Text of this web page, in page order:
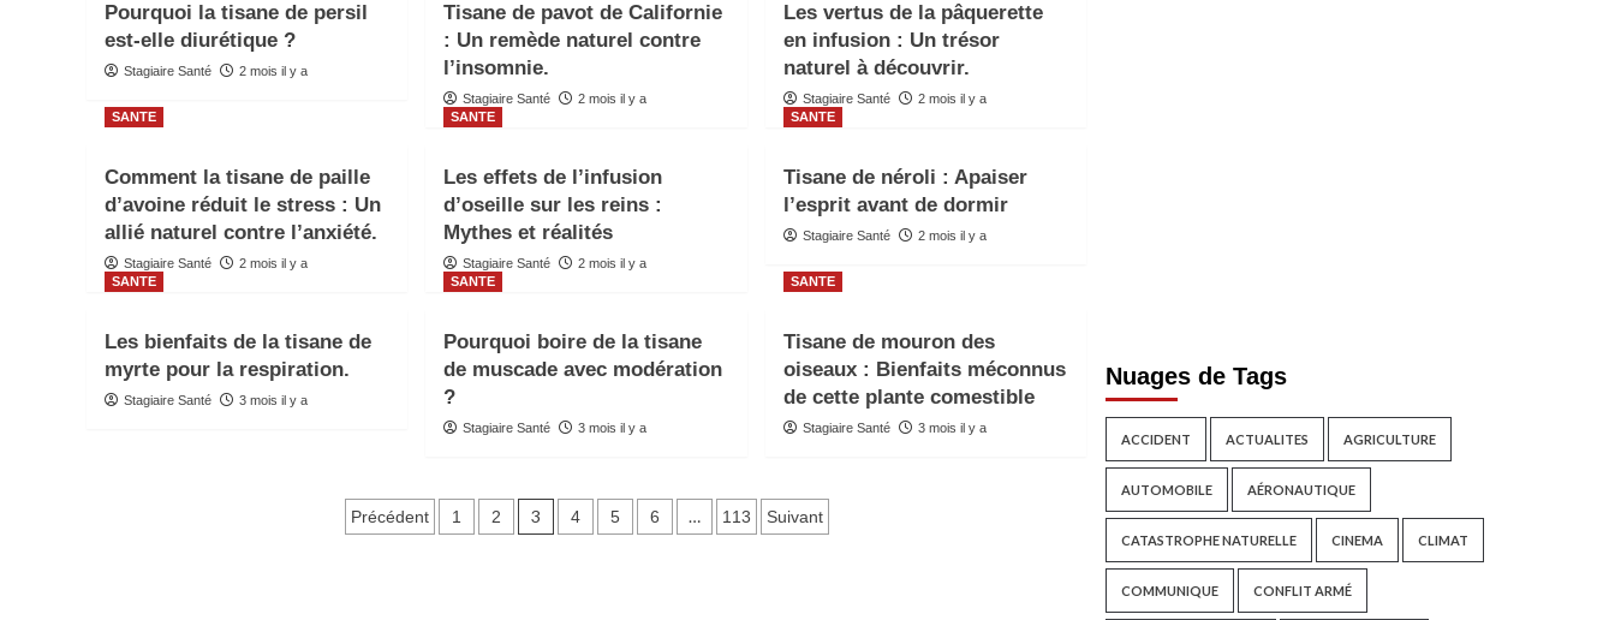
Pourquoi la tisane de persil
est-elle diurétique ?
Stagiaire Santé 2 mois il y a
Tisane de pavot de Californie
: Un remède naturel contre
l’insomnie.
Stagiaire Santé 2 mois il y a
Les vertus de la pâquerette
en infusion : Un trésor
naturel à découvrir.
Stagiaire Santé
2 mois il y a
SANTE
Comment la tisane de paille
d’avoine réduit le stress : Un
allié naturel contre l’anxiété.
Stagiaire Santé 2 mois il y a
SANTE
Les effets de l’infusion
d’oseille sur les reins :
Mythes et réalités
Stagiaire Santé 2 mois il y a
SANTE
Tisane de néroli : Apaiser
l’esprit avant de dormir
Stagiaire Santé 2 mois il y a
SANTE
Les bienfaits de la tisane de
myrte pour la respiration.
Stagiaire Santé 3 mois il y a
SANTE
Pourquoi boire de la tisane
de muscade avec modération
?
Stagiaire Santé 3 mois il y a
SANTE
Tisane de mouron des
oiseaux : Bienfaits méconnus
de cette plante comestible
Stagiaire Santé 3 mois il y a
Pagination
Précédent 1 2 3 4 5 6 … 113 Suivant
Nuages de Tags
ACCIDENT ACTUALITES AGRICULTURE
AUTOMOBILE AÉRONAUTIQUE
CATASTROPHE NATURELLE CINEMA CLIMAT
COMMUNIQUE CONFLIT ARMÉ